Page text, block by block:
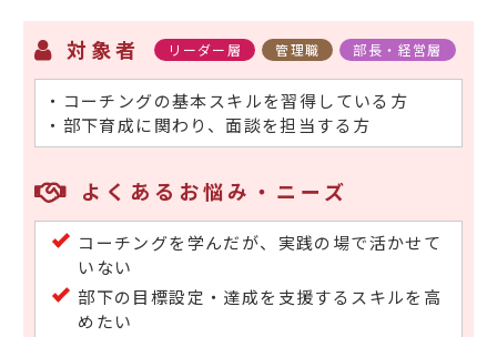
対象者 リーダー層 管理職 部長・経営層
・コーチングの基本スキルを習得している方
・部下育成に関わり、面談を担当する方
よくあるお悩み・ニーズ
コーチングを学んだが、実践の場で活かせて
いない
部下の目標設定・達成を支援するスキルを高
めたい